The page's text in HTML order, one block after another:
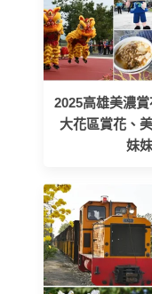
2025高雄美濃
大花區賞花、
妹